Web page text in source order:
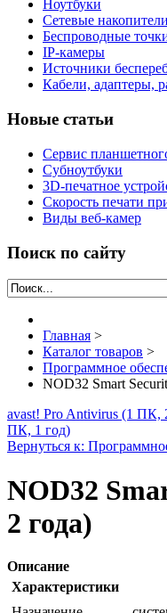
Ноутбуки
Сетевые
Беспроводные
IP-камеры
Источники
Кабели, адаптеры,
Новые статьи
Сервис
Субноутбуки
3D-печатное
Скорость печати
Виды веб-камер
Поиск по сайту
Главная >
Каталог товаров >
Программное
NOD32 Smart
avast! Pro Antivirus (1 ПК,
ПК, 1 год)
Вернуться к:
NOD32
2 года)
Описание
Характеристики